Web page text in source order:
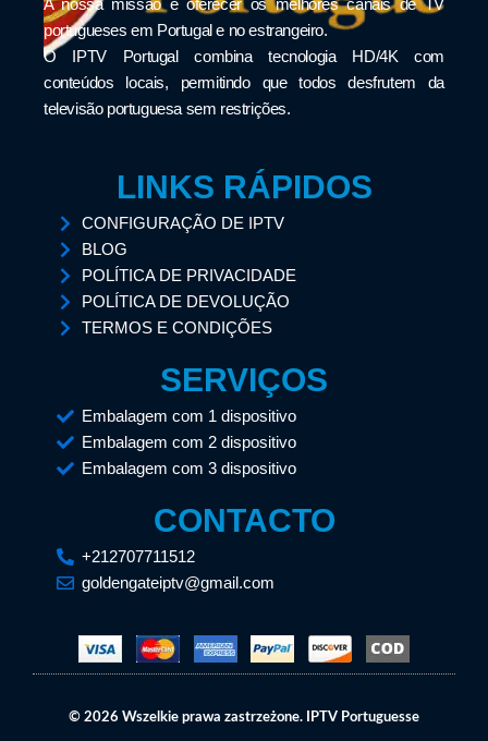
A nossa missão é oferecer os melhores canais de TV
portugueses em Portugal e no estrangeiro.
O IPTV Portugal combina tecnologia HD/4K com
conteúdos locais, permitindo que todos desfrutem da
televisão portuguesa sem restrições.
LINKS RÁPIDOS
CONFIGURAÇÃO DE IPTV
BLOG
POLÍTICA DE PRIVACIDADE
POLÍTICA DE DEVOLUÇÃO
TERMOS E CONDIÇÕES
SERVIÇOS
Embalagem com 1 dispositivo
Embalagem com 2 dispositivo
Embalagem com 3 dispositivo
CONTACTO
+212707711512
goldengateiptv@gmail.com
© 2026 Wszelkie prawa zastrzeżone. IPTV Portuguesse